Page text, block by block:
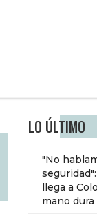
LO ÚLTIMO
"No
llega a
mano dura